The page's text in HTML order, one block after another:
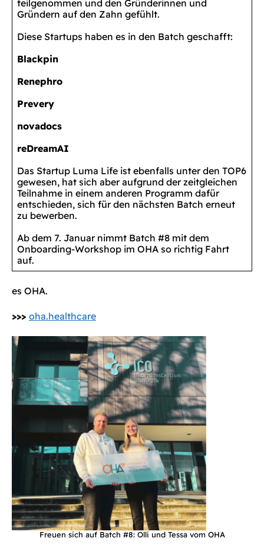
teilgenommen und den Gründerinnen und
Gründern auf den Zahn gefühlt.
Diese Startups haben es in den Batch geschafft:
Blackpin
Renephro
Prevery
novadocs
reDreamAI
Das Startup Luma Life ist ebenfalls unter den TOP6
gewesen, hat sich aber aufgrund der zeitgleichen
Teilnahme in einem anderen Programm dafür
entschieden, sich für den nächsten Batch erneut
zu bewerben.
Ab dem 7. Januar nimmt Batch #8 mit dem
Onboarding-Workshop im OHA so richtig Fahrt
auf.
es OHA.
>>> oha.healthcare
Freuen sich auf Batch #8: Olli und Tessa vom OHA